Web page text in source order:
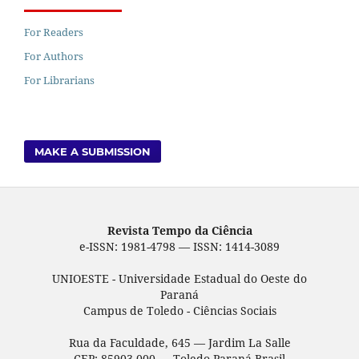
For Readers
For Authors
For Librarians
MAKE A SUBMISSION
Revista Tempo da Ciência
e-ISSN: 1981-4798 — ISSN: 1414-3089
UNIOESTE - Universidade Estadual do Oeste do
Paraná
Campus de Toledo - Ciências Sociais
Rua da Faculdade, 645 — Jardim La Salle